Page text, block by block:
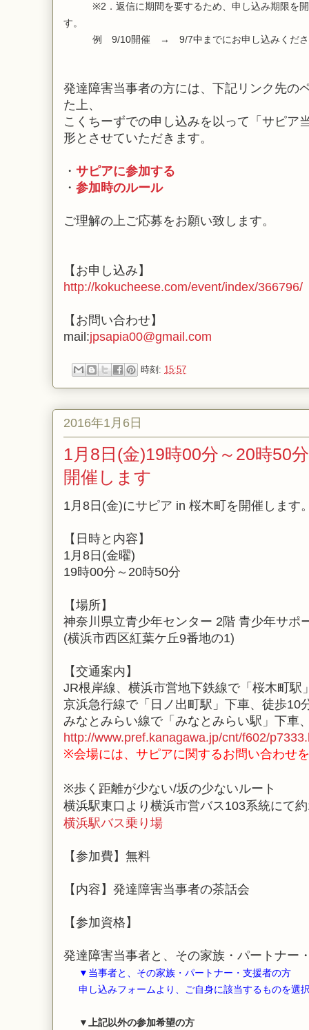
※2．返信に期間を要するため、申し込み期限を開
す。
例 9/10開催 → 9/7中までにお申し込みくださ
発達障害当事者の方には、下記リンク先の
た上、
こくちーずでの申し込みを以って「サピア
形とさせていただきます。
・ サピアに参加する
・ 参加時のルール
ご理解の上ご応募をお願い致します。
【お申し込み】
http://kokucheese.com/event/index/366796/
【お問い合わせ】
mail:jpsapia00@gmail.com
時刻: 15:57
2016年1月6日
1月8日(金)19時00分～20時50
開催します
1月8日(金)にサピア in 桜木町を開催します
【日時と内容】
1月8日(金曜)
19時00分～20時50分
【場所】
神奈川県立青少年センター 2階 青少年サポ
(横浜市西区紅葉ケ丘9番地の1)
【交通案内】
JR根岸線、横浜市営地下鉄線で「桜木町駅
京浜急行線で「日ノ出町駅」下車、徒歩10
みなとみらい線で「みなとみらい駅」下車
http://www.pref.kanagawa.jp/cnt/f602/
※会場には、サピアに関するお問い合わせ
※歩く距離が少ない/坂の少ないルート
横浜駅東口より横浜市営バス103系統にて
横浜駅バス乗り場
【参加費】無料
【内容】発達障害当事者の茶話会
【参加資格】
発達障害当事者と、その家族・パートナー
▼当事者と、その家族・パートナー・支援者の方
申し込みフォームより、ご自身に該当するものを選
▼上記以外の参加希望の方